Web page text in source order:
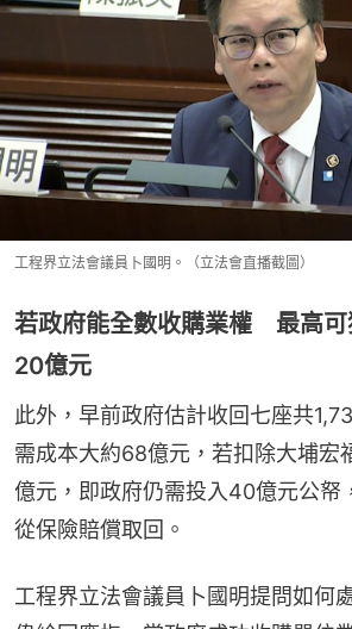
工程界立法會議員卜國明。（立法會直播截圖）
若政府能全數收購業權 最高可
20億元
此外，早前政府估計收回七座共
需成本大約68億元，若扣除大埔宏
億元，即政府仍需投入40億元公帑
從保險賠償取回。
工程界立法會議員卜國明提問如何